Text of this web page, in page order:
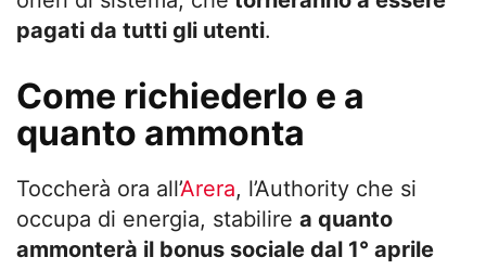
pagati da tutti gli utenti.
Come richiederlo e a
quanto ammonta
Toccherà ora all’Arera, l’Authority che si
occupa di energia, stabilire a quanto
ammonterà il bonus sociale dal 1° aprile